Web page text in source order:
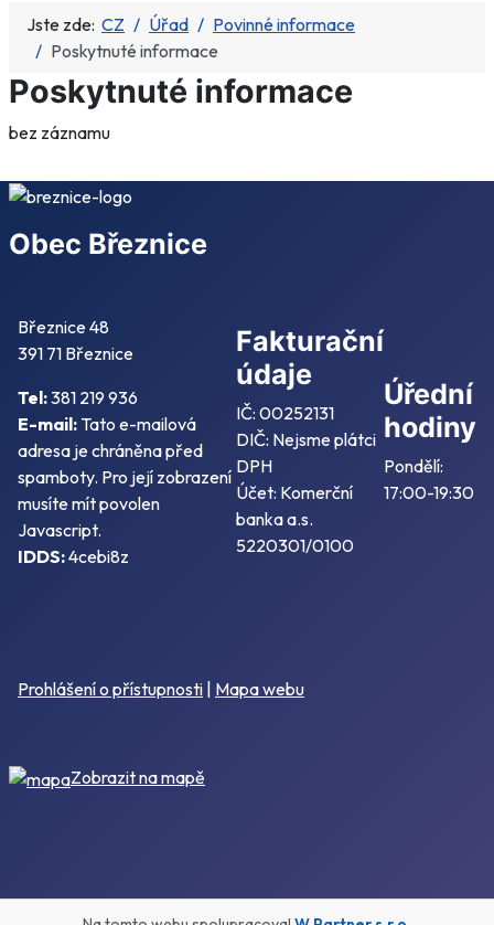
Jste zde: CZ Úřad
Povinné informace
Poskytnuté informace
Poskytnuté informace
bez záznamu
Obec Březnice
Březnice 48
391 71 Březnice
Tel:381 219 936
E-mail: Tato e-mailová
adresa je chráněna před
spamboty. Pro její zobrazení
musíte mít povolen
Javascript.
IDDS:4cebi8z
Fakturační
údaje
IČ: 00252131
DIČ: Nejsme plátci
DPH
Účet: Komerční
banka a.s.
5220301/0100
Úřední
hodiny
Pondělí:
17:00-19:30
Prohlášení o přístupnosti | Mapa webu
Zobrazit na mapě